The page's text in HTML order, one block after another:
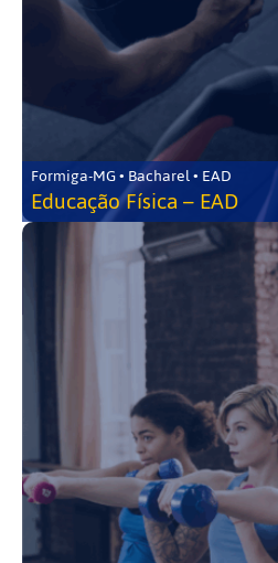
Formiga-MG • Bacharel • EAD
Educação Física – EAD